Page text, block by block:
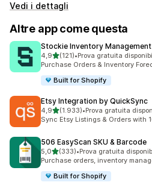
Vedi i dettagli
Altre app come questa
Stockie Inventory Management
4,9stelle su 5
(121)
121 recensioni totali
•Prova gratuita
Purchase Orders & Inventory
Built for Shopify
Etsy Integration by QuickSync
4,9stelle su 5
(1.933)
1933 recensioni totali
•Prova gratuita
Sync Etsy Listings & Orders with
506 EasyScan SKU & Barcode
5,0stelle su 5
(333)
333 recensioni totali
•Prova gratuita
Purchase orders, inventory
Built for Shopify